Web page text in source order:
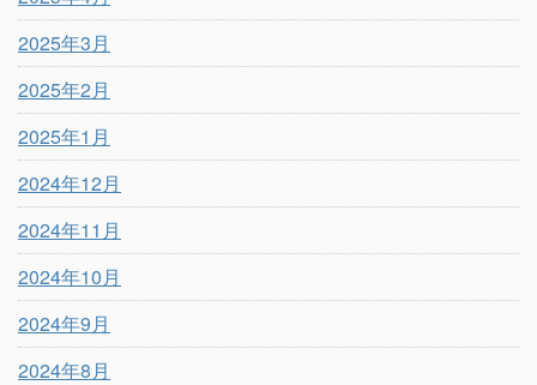
2025年3月
2025年2月
2025年1月
2024年12月
2024年11月
2024年10月
2024年9月
2024年8月